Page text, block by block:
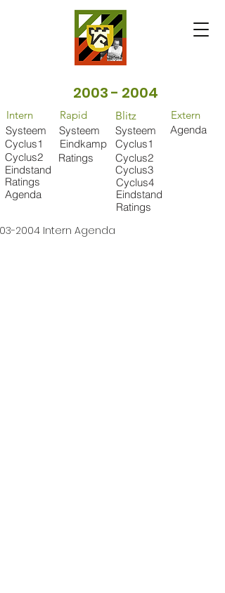
2003 - 2004
Intern
Cyclus1
Systeem
Agenda
Cyclus2
Ratings
Eindstand
Rapid
Systeem
Eindkamp
Extern
Agenda
Ratings
Blitz
Systeem
Cyclus1
Cyclus2
Cyclus3
Cyclus4
Eindstand
Ratings
2004 Intern Agenda